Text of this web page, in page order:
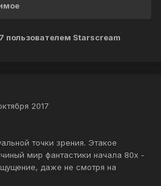
пользователем Starscream
2017
точки зрения. Этакое
мир фантастики начала 80х -
даже не смотря на